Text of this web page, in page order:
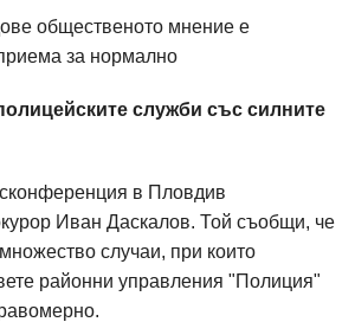
общественото мнение е
за нормално
служби със силните
в Пловдив
Иван Даскалов. Той съобщи, че
случаи, при които
районни управления "Полиция"